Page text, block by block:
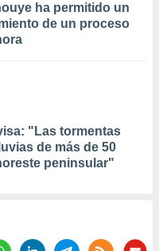
ha permitido un
de un proceso
"Las tormentas
de más de 50
peninsular"